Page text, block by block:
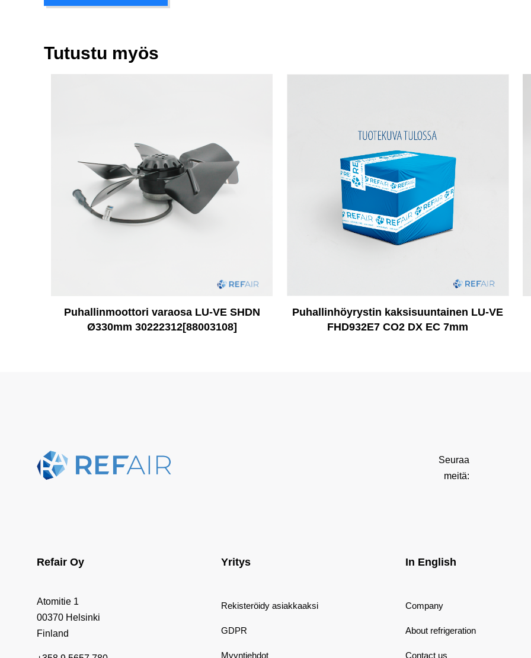
Tutustu myös
Puhallinmoottori varaosa LU-VE SHDN
Ø330mm 30222312[88003108]
Puhallinhöyrystin kaksisuuntainen LU-VE
FHD932E7 CO2 DX EC 7mm
Seuraa
meitä:
Refair Oy
Atomitie 1
00370 Helsinki
Finland
Yritys
Rekisteröidy asiakkaaksi
GDPR
Myyntiehdot
In English
Company
About refrigeration
Contact us